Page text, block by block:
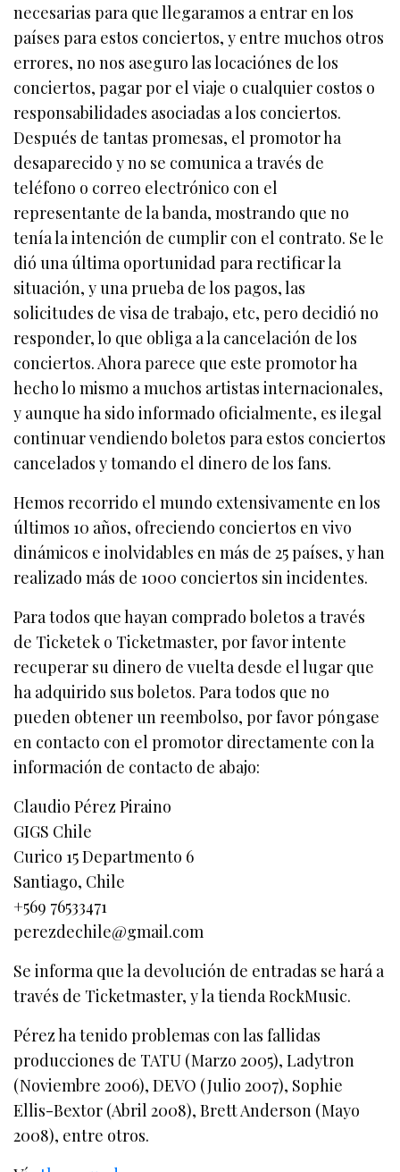
necesarias para que llegaramos a entrar en los
países para estos conciertos, y entre muchos otros
errores, no nos aseguro las locaciónes de los
conciertos, pagar por el viaje o cualquier costos o
responsabilidades asociadas a los conciertos.
Después de tantas promesas, el promotor ha
desaparecido y no se comunica a través de
teléfono o correo electrónico con el
representante de la banda, mostrando que no
tenía la intención de cumplir con el contrato. Se le
dió una última oportunidad para rectificar la
situación, y una prueba de los pagos, las
solicitudes de visa de trabajo, etc, pero decidió no
responder, lo que obliga a la cancelación de los
conciertos. Ahora parece que este promotor ha
hecho lo mismo a muchos artistas internacionales,
y aunque ha sido informado oficialmente, es ilegal
continuar vendiendo boletos para estos conciertos
cancelados y tomando el dinero de los fans.
Hemos recorrido el mundo extensivamente en los
últimos 10 años, ofreciendo conciertos en vivo
dinámicos e inolvidables en más de 25 países, y han
realizado más de 1000 conciertos sin incidentes.
Para todos que hayan comprado boletos a través
de Ticketek o Ticketmaster, por favor intente
recuperar su dinero de vuelta desde el lugar que
ha adquirido sus boletos. Para todos que no
pueden obtener un reembolso, por favor póngase
en contacto con el promotor directamente con la
información de contacto de abajo:
Claudio Pérez Piraino
GIGS Chile
Curico 15 Departmento 6
Santiago, Chile
+569 76533471
perezdechile@gmail.com
Se informa que la devolución de entradas se hará a
través de Ticketmaster, y la tienda RockMusic.
Pérez ha tenido problemas con las fallidas
producciones de TATU (Marzo 2005), Ladytron
(Noviembre 2006), DEVO (Julio 2007), Sophie
Ellis-Bextor (Abril 2008), Brett Anderson (Mayo
2008), entre otros.